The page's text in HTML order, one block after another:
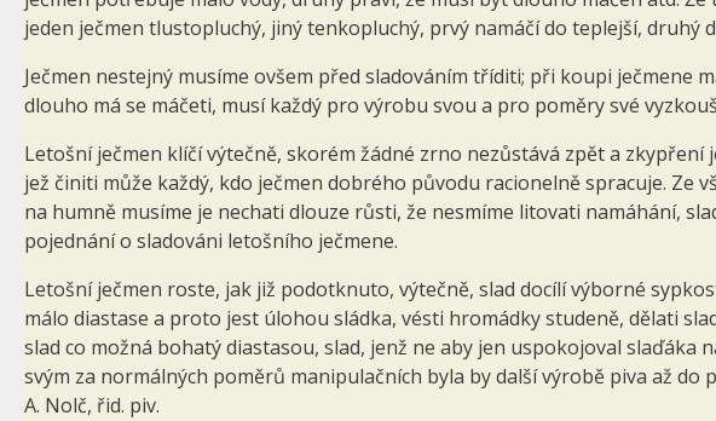
jeden ječmen tlustopluchý, jiný tenkopluchý, prvý namáčí do teplejší, druhý
Ječmen nestejný musíme ovšem před sladováním tříditi; při koupi ječmene
dlouho má se máčeti, musí každý pro výrobu svou a pro poměry své
Letošní ječmen klíčí výtečně, skorém žádné zrno nezůstává zpět a
jež činiti může každý, kdo ječmen dobrého původu racionelně spracuje. Ze
na humně musíme je nechati dlouze růsti, že nesmíme litovati namáhání,
pojednání o sladováni letošního ječmene.
Letošní ječmen roste, jak již podotknuto, výtečně, slad docílí výborné
málo diastase a proto jest úlohou sládka, vésti hromádky studeně, dělati
slad co možná bohatý diastasou, slad, jenž ne aby jen uspokojoval
svým za normálných poměrů manipulačních byla by další výrobě piva až do
A. Nolč, řid. piv.